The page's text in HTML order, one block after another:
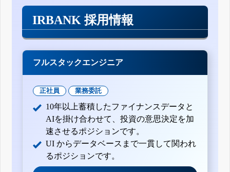
IRBANK 採用情報
フルスタックエンジニア
正社員 業務委託
10年以上蓄積したファイナンスデータと
AIを掛け合わせて、投資の意思決定を加
速させるポジションです。
UI からデータベースまで一貫して関われ
るポジションです。